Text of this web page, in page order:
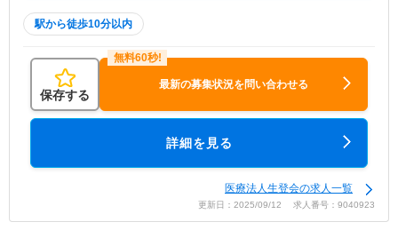
駅から徒歩10分以内
保存する
最新の募集状況を問い合わせる
詳細を見る
医療法人生登会の求人一覧
更新日：2025/09/12 求人番号：9040923